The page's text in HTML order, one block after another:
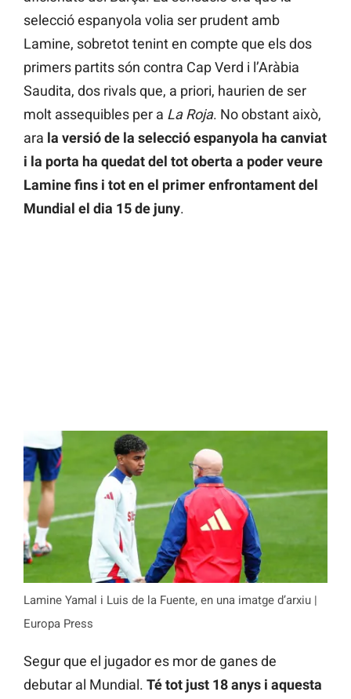
selecció espanyola volia ser prudent amb
Lamine, sobretot tenint en compte que els dos
primers partits són contra Cap Verd i l’Aràbia
Saudita, dos rivals que, a priori, haurien de ser
molt assequibles per a La Roja. No obstant això,
ara la versió de la selecció espanyola ha canviat
i la porta ha quedat del tot oberta a poder veure
Lamine fins i tot en el primer enfrontament del
Mundial el dia 15 de juny.
Lamine Yamal i Luis de la Fuente, en una imatge d’arxiu |
Europa Press
Segur que el jugador es mor de ganes de
debutar al Mundial. Té tot just 18 anys i aquesta